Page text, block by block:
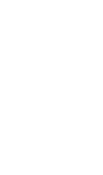
Erzeugt
die
Social Media